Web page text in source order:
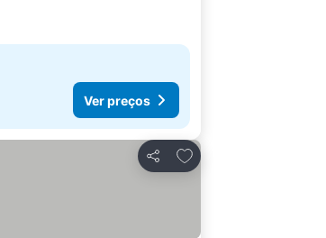
Ver preços
Partilhar
Adicionar aos favoritos